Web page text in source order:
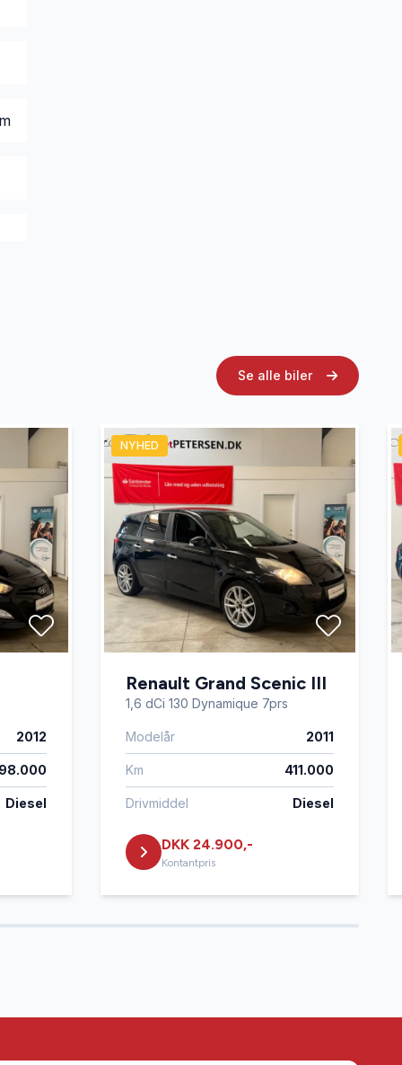
Se alle biler
2012
Diesel
NYHED
Renault Grand Scenic III
1,6 dCi 130 Dynamique 7prs
Modelår 2011
Km 411.000
Drivmiddel Diesel
DKK 24.900,-
Kontantpris